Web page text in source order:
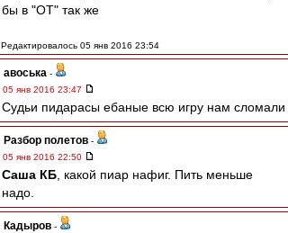
бы в "ОТ" так же
Редактировалось 05 янв 2016 23:54
авоська -
05 янв 2016 23:47
Судьи пидарасы ебаные всю игру нам сломали
Разбор полетов -
05 янв 2016 22:50
Саша КБ , какой пиар нафиг. Пить меньше
надо.
Кадыров -